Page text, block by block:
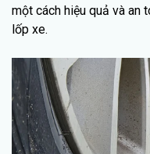
một cách hiệu quả và an
lốp xe.